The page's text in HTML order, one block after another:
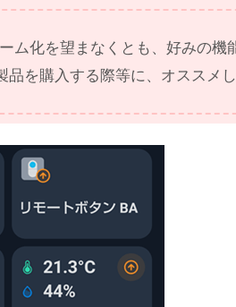
ム化を望まなくとも、好みの機
品を購入する際等に、オススメ